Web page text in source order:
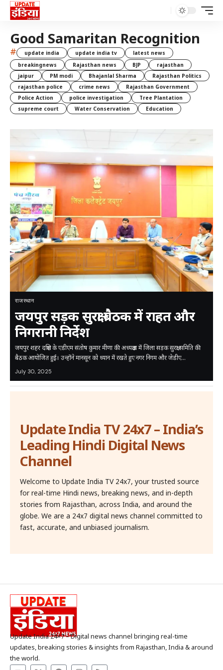
Good Samaritan Recognition
# update india update india tv
latest news
breakingnews
Rajasthan news BJP
rajasthan
jaipur
PM modi Bhajanlal Sharma
Rajasthan Politics
rajasthan police
crime news
Rajasthan Government
Police Action
police investigation
Tree Plantation
supreme court
Water Conservation Education
राजस्थान
जयपुर सड़क सुरक्षा बैठक में राहत और
निगरानी निर्देश
जयपुर शहर दक्षिण के एडीएम संतोष कुमार मीणा की अध्यक्षता में जिला सड़क सुरक्षा समिति की
बैठक आयोजित हुई। उन्होंने मानसून को ध्यान में रखते हुए नगर निगम और जेडीए…
July 30, 2025
Update India TV 24x7 – India’s
Leading Hindi Digital News
Channel
Welcome to Update India TV 24x7, your trusted source
for real-time Hindi news, breaking news, and in-depth
stories from Rajasthan, across India, and around the
globe. We are a 24x7 digital news channel committed to
fast, accurate, and unbiased journalism.
Update India 24×7 – Digital news channel bringing real-time
updates, breaking stories & insights from Rajasthan, India & around
the world.